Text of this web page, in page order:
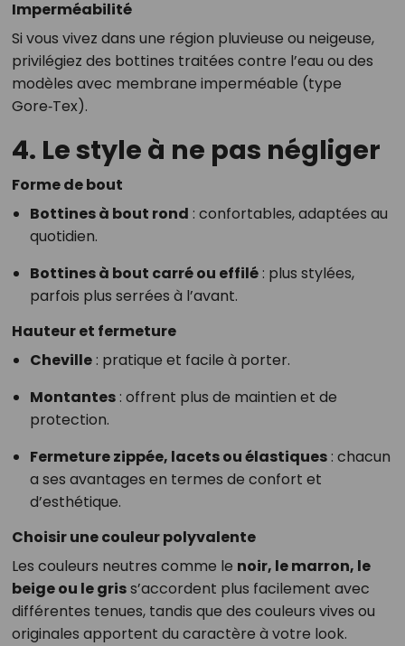
Imperméabilité
Si vous vivez dans une région pluvieuse ou neigeuse,
privilégiez des bottines traitées contre l’eau ou des
modèles avec membrane imperméable (type
Gore‑Tex).
4. Le style à ne pas négliger
Forme de bout
Bottines à bout rond : confortables, adaptées au
quotidien.
Bottines à bout carré ou effilé: plus stylées,
parfois plus serrées à l’avant.
Hauteur et fermeture
Cheville: pratique et facile à porter.
Montantes: offrent plus de maintien et de
protection.
Fermeture zippée, lacets ou élastiques: chacun
a ses avantages en termes de confort et
d’esthétique.
Choisir une couleur polyvalente
Les couleurs neutres comme le noir, le marron, le
beige ou le griss’accordent plus facilement avec
différentes tenues, tandis que des couleurs vives ou
originales apportent du caractère à votre look.